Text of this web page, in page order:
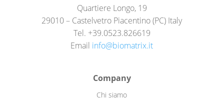
Quartiere Longo, 19
29010 – Castelvetro Piacentino (PC) Italy
Tel. +39.0523.826619
Email info@biomatrix.it
Company
Chi siamo